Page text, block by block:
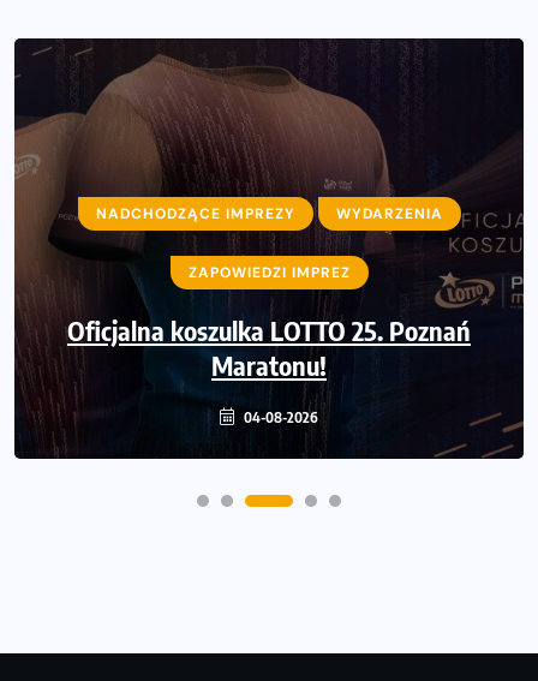
NADCHODZĄCE IMPREZY WYDARZENIA
ZAPOWIEDZI IMPREZ
Oficjalna koszulka LOTTO 25. Poznań
Maratonu!
04-08-2026
NADCHODZĄCE IMPREZY WYDARZENIA
ZAPOWIEDZI IMPREZ
Ostatnie wolne miejsca na jubileuszowy
Bieg Fabrykanta. Organizatorzy
odkrywają trasę dzień po dniu.
31-07-2026